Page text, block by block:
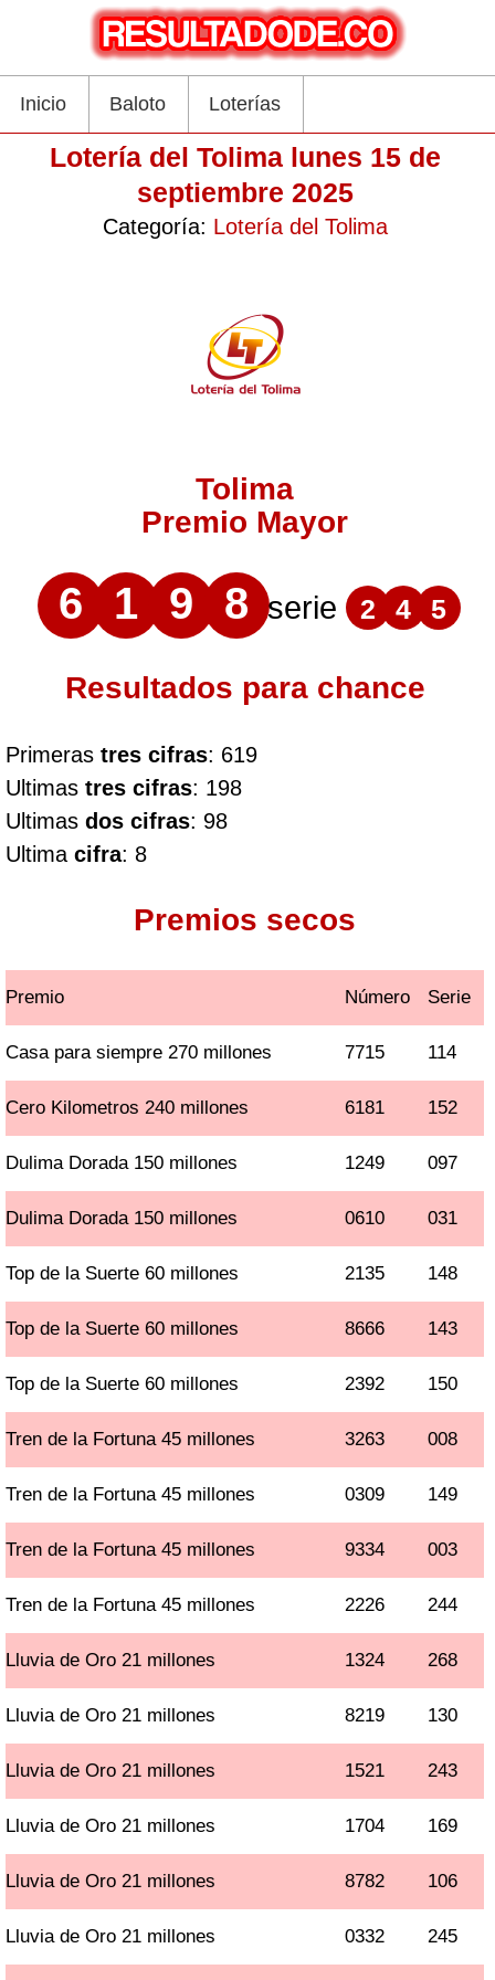
Inicio Baloto Loterías
Lotería del Tolima lunes 15 de
septiembre 2025
Categoría: Lotería del Tolima
Tolima
Premio Mayor
6 1 9 8 serie 2 4 5
Resultados para chance
Primeras tres cifras: 619
Ultimas tres cifras: 198
Ultimas dos cifras: 98
Ultima cifra: 8
Premios secos
Premio Número Serie
Casa para siempre 270 millones 7715 114
Cero Kilometros 240 millones 6181 152
Dulima Dorada 150 millones 1249 097
Dulima Dorada 150 millones 0610 031
Top de la Suerte 60 millones 2135 148
Top de la Suerte 60 millones 8666 143
Top de la Suerte 60 millones 2392 150
Tren de la Fortuna 45 millones 3263 008
Tren de la Fortuna 45 millones 0309 149
Tren de la Fortuna 45 millones 9334 003
Tren de la Fortuna 45 millones 2226 244
Lluvia de Oro 21 millones 1324 268
Lluvia de Oro 21 millones 8219 130
Lluvia de Oro 21 millones 1521 243
Lluvia de Oro 21 millones 1704 169
Lluvia de Oro 21 millones 8782 106
Lluvia de Oro 21 millones 0332 245